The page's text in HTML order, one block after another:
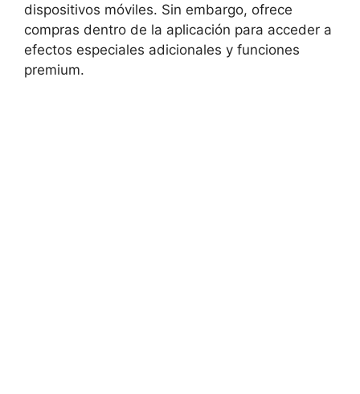
dispositivos móviles. Sin embargo, ofrece
compras dentro de la aplicación para acceder a
efectos especiales adicionales y funciones
premium.